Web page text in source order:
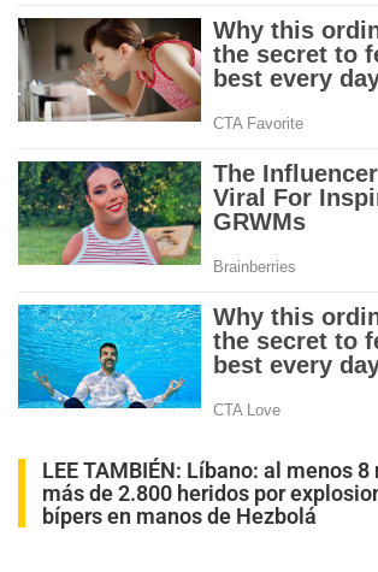
LEE TAMBIÉN: Líbano: al menos 8
más de 2.800 heridos por
bípers en manos de Hezbolá